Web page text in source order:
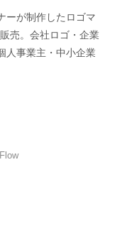
ーが制作したロゴマ
売。会社ロゴ・企業
人事業主・中小企業